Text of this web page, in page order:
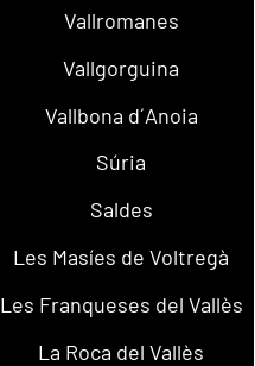
Vallromanes
Vallgorguina
Vallbona d´Anoia
Súria
Saldes
Les Masíes de Voltregà
Les Franqueses del Vallès
La Roca del Vallès